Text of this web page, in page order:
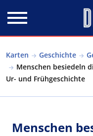
Karten Geschichte
Menschen besiedeln
Ur- und Frühgeschichte
Menschen